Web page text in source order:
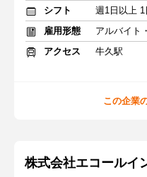
シフト
雇用形態
アルバイト
アクセス
牛久駅
この企業
株式会社エコールイ